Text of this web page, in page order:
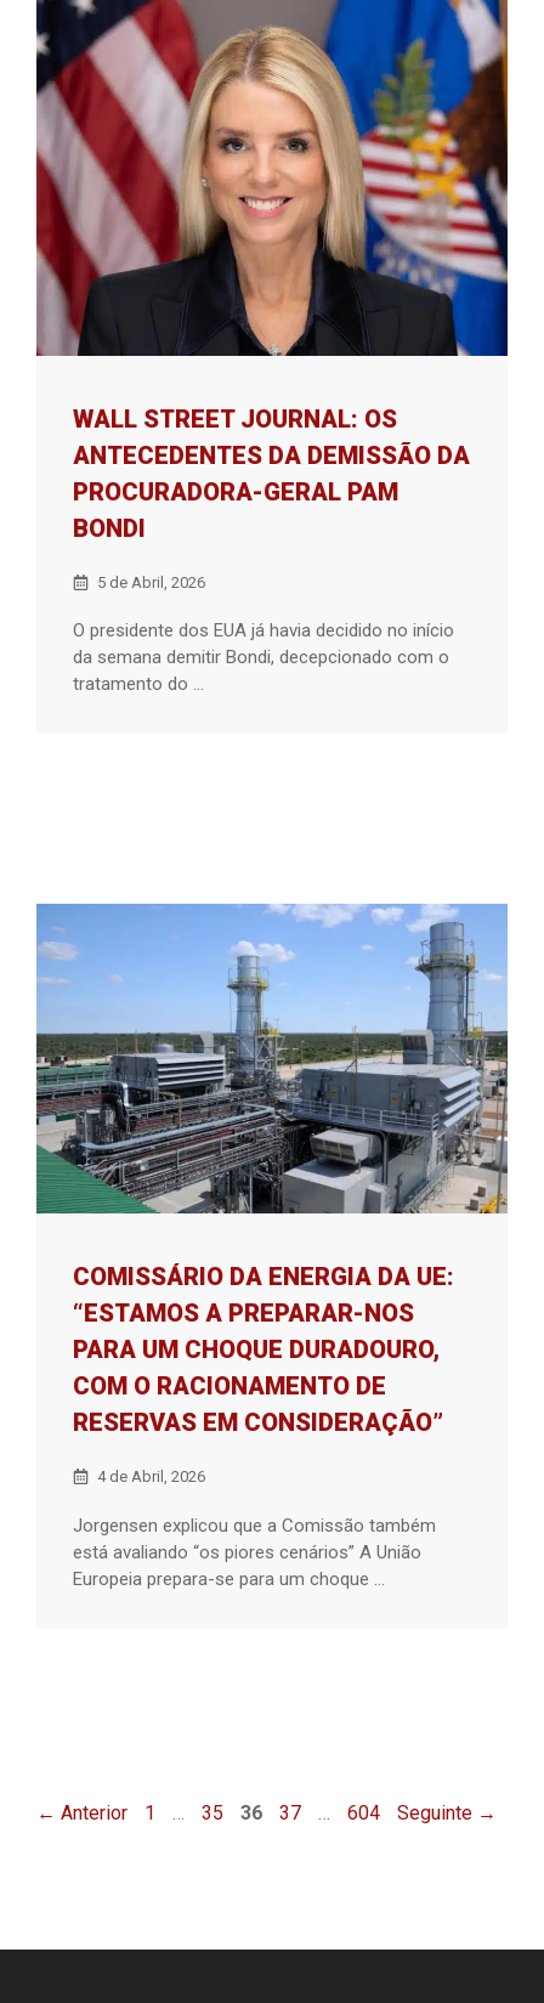
WALL STREET JOURNAL: OS
ANTECEDENTES DA DEMISSÃO DA
PROCURADORA-GERAL PAM
BONDI
5 de Abril, 2026
O presidente dos EUA já havia decidido no início
da semana demitir Bondi, decepcionado com o
tratamento do ...
COMISSÁRIO DA ENERGIA DA UE:
“ESTAMOS A PREPARAR-NOS
PARA UM CHOQUE DURADOURO,
COM O RACIONAMENTO DE
RESERVAS EM CONSIDERAÇÃO”
4 de Abril, 2026
Jorgensen explicou que a Comissão também
está avaliando “os piores cenários” A União
Europeia prepara-se para um choque ...
← Anterior Página
1 … Página
35 Página
36 Página
37 … Página
604 Seguinte →